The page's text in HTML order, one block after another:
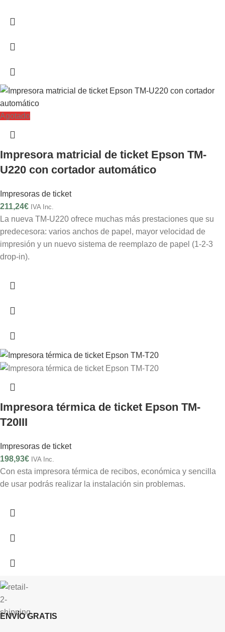
Agotado
Impresora matricial de ticket Epson TM-
U220 con cortador automático
Impresoras de ticket
211,24€ IVA Inc.
La nueva TM-U220 ofrece muchas más prestaciones que su
predecesora: varios anchos de papel, mayor velocidad de
impresión y un nuevo sistema de reemplazo de papel (1-2-3
drop-in).
Impresora térmica de ticket Epson TM-
T20III
Impresoras de ticket
198,93€ IVA Inc.
Con esta impresora térmica de recibos, económica y sencilla
de usar podrás realizar la instalación sin problemas.
ENVÍO GRATIS